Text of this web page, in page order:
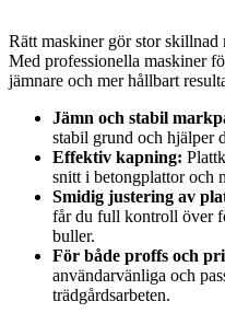
Rätt maskiner gör stor skillnad
Med professionella maskiner
jämnare och mer hållbart
Jämn och stabil
stabil grund och hjälper
Effektiv kapning:
snitt i betongplattor och
Smidig justering av
får du full kontroll över
buller.
För både proffs och
användarvänliga och
trädgårdsarbeten.